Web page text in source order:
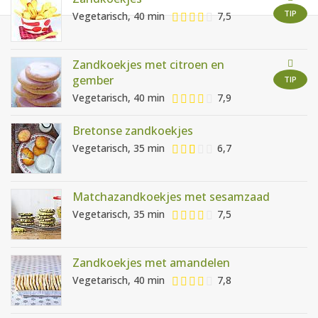
AANMELDEN
RECEPTEN
WEEKMENU'S
TIP
Vegetarisch, 40 min 7,5
TIP
Zandkoekjes met citroen en
gember
Vegetarisch, 40 min 7,9
Bretonse zandkoekjes
Vegetarisch, 35 min 6,7
Matchazandkoekjes met sesamzaad
Vegetarisch, 35 min 7,5
Zandkoekjes met amandelen
Vegetarisch, 40 min 7,8